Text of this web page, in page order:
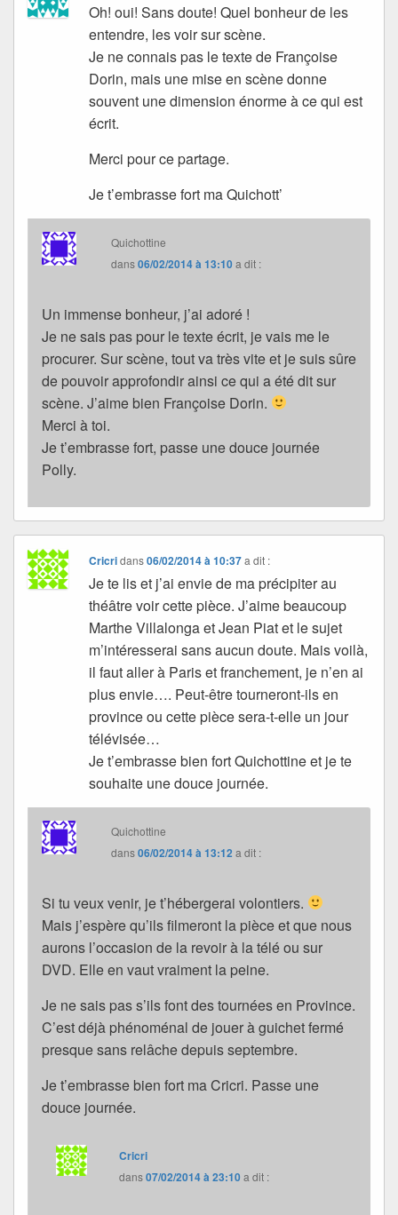
Oh! oui! Sans doute! Quel bonheur de les
entendre, les voir sur scène.
Je ne connais pas le texte de Françoise
Dorin, mais une mise en scène donne
souvent une dimension énorme à ce qui est
écrit.
Merci pour ce partage.
Je t’embrasse fort ma Quichott’
Quichottine
dans06/02/2014 à 13:10a dit :
Un immense bonheur, j’ai adoré !
Je ne sais pas pour le texte écrit, je vais me le
procurer. Sur scène, tout va très vite et je suis sûre
de pouvoir approfondir ainsi ce qui a été dit sur
scène. J’aime bien Françoise Dorin.
Merci à toi.
Je t’embrasse fort, passe une douce journée
Polly.
Cricridans06/02/2014 à 10:37 a dit :
Je te lis et j’ai envie de ma précipiter au
théâtre voir cette pièce. J’aime beaucoup
Marthe Villalonga et Jean Piat et le sujet
m’intéresserai sans aucun doute. Mais voilà,
il faut aller à Paris et franchement, je n’en ai
plus envie…. Peut-être tourneront-ils en
province ou cette pièce sera-t-elle un jour
télévisée…
Je t’embrasse bien fort Quichottine et je te
souhaite une douce journée.
Quichottine
dans06/02/2014 à 13:12 a dit :
Si tu veux venir, je t’hébergerai volontiers.
Mais j’espère qu’ils filmeront la pièce et que nous
aurons l’occasion de la revoir à la télé ou sur
DVD. Elle en vaut vraiment la peine.
Je ne sais pas s’ils font des tournées en Province.
C’est déjà phénoménal de jouer à guichet fermé
presque sans relâche depuis septembre.
Je t’embrasse bien fort ma Cricri. Passe une
douce journée.
Cricri
dans07/02/2014 à 23:10a dit :